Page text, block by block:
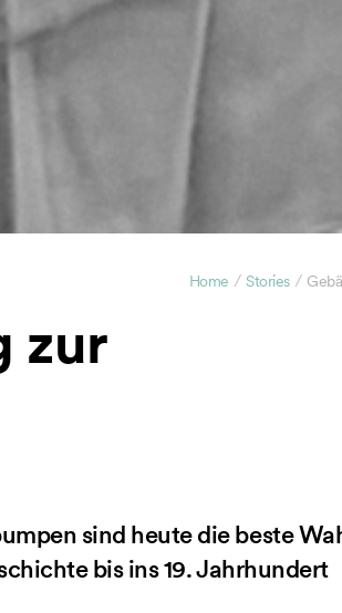
Home / Stories /
zur
sind heute die beste
bis ins 19. Jahrhundert